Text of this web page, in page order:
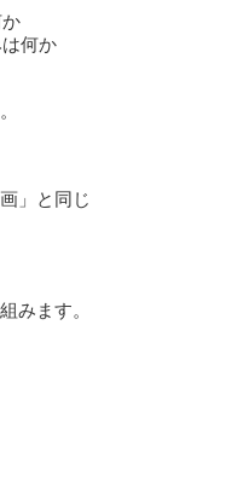
何か
」と同じ
みます。